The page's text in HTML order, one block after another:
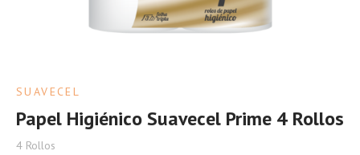
SUAVECEL
Papel Higiénico Suavecel Prime 4 Rollos
4 Rollos